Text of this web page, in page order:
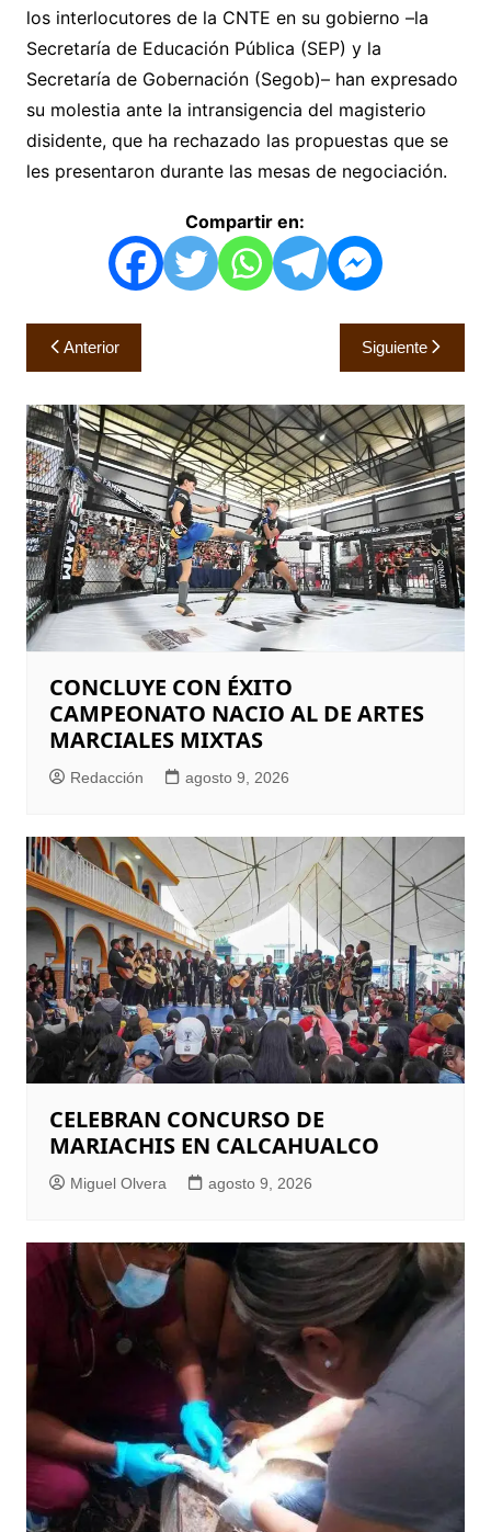
los interlocutores de la CNTE en su gobierno –la
Secretaría de Educación Pública (SEP) y la
Secretaría de Gobernación (Segob)– han expresado
su molestia ante la intransigencia del magisterio
disidente, que ha rechazado las propuestas que se
les presentaron durante las mesas de negociación.
Compartir en:
Navegación
de
entradas
Anterior Siguiente
CONCLUYE CON ÉXITO
CAMPEONATO NACIO AL DE ARTES
MARCIALES MIXTAS
Redacción agosto 9, 2026
CELEBRAN CONCURSO DE
MARIACHIS EN CALCAHUALCO
Miguel Olvera agosto 9, 2026